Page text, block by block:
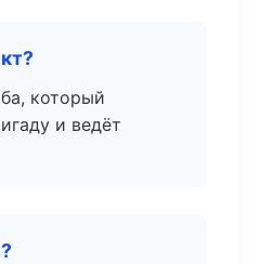
который
и ведёт